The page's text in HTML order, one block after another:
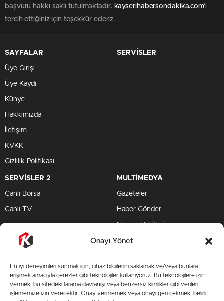
Onayı Yönet
En iyi deneyimleri sunmak için, cihaz bilgilerini saklamak ve/veya bunlara
erişmek amacıyla çerezler gibi teknolojiler kullanıyoruz. Bu teknolojilere izin
vermek, bu sitedeki tarama davranışı veya benzersiz kimlikler gibi verileri
işlememize izin verecektir. Onay vermemek veya onayı geri çekmek, belirli
başvuru hakkı saklı tutulmaktadır. kayserihabersondakika.com'i
tercih ettiğiniz için teşekkür ederiz.
SAYFALAR
Üye Girişi
Üye Kaydı
Künye
Hakkımızda
İletişim
KVKK
Gizlilik Politikası
SERVİSLER
SERVİSLER 2
Canlı Borsa
Canlı TV
MULTİMEDYA
Gazeteler
Haber Gönder
Namaz Vakitleri
TV Yayın Akışları
TV Yayın Akışları
Yazarlar Site